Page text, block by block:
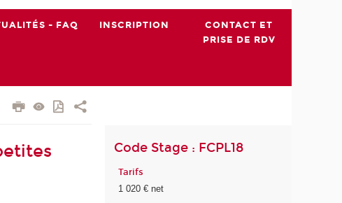
- FAQ INSCRIPTION
CONTACT ET
PRISE DE RDV
Code Stage : FCPL18
Tarifs
1 020 € net